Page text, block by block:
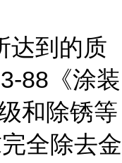
达到的质
88 《涂装
和除锈等
完全除去金